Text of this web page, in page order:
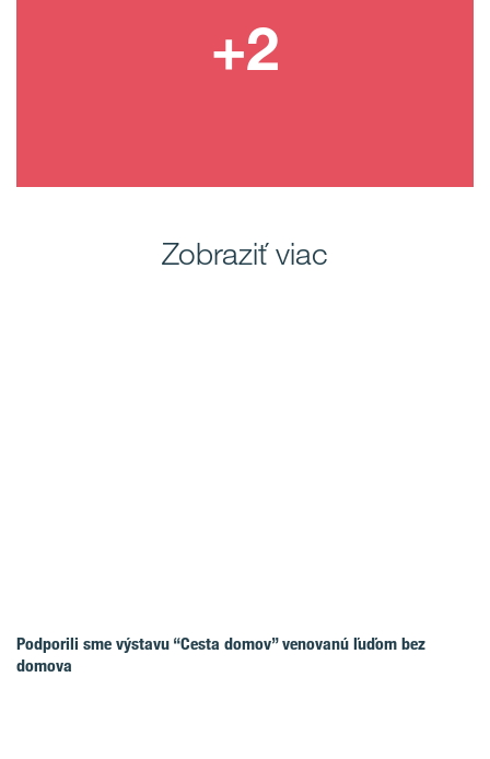
Zobraziť viac
Podporili sme výstavu “Cesta domov” venovanú ľuďom bez
domova